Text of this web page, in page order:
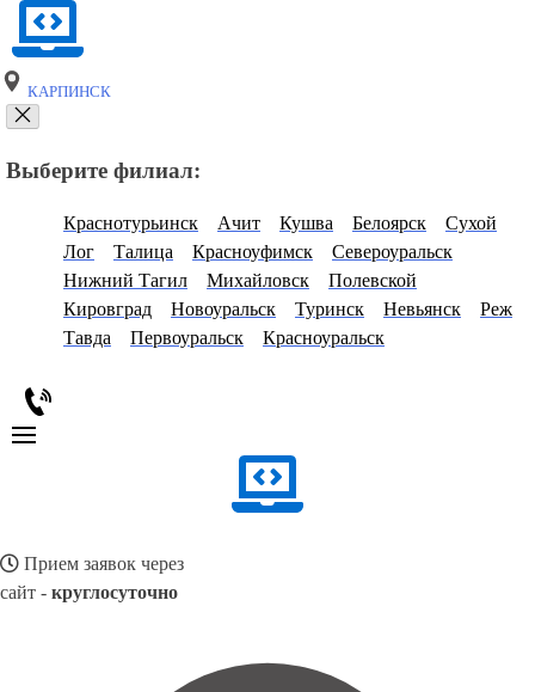
КАРПИНСК
Выберите филиал:
Краснотурьинск Ачит Кушва Белоярск
Сухой
Лог
Талица Красноуфимск
Североуральск
Нижний Тагил
Михайловск
Полевской
Кировград
Новоуральск Туринск Невьянск
Реж
Тавда
Первоуральск Красноуральск
Прием заявок через
сайт - круглосуточно